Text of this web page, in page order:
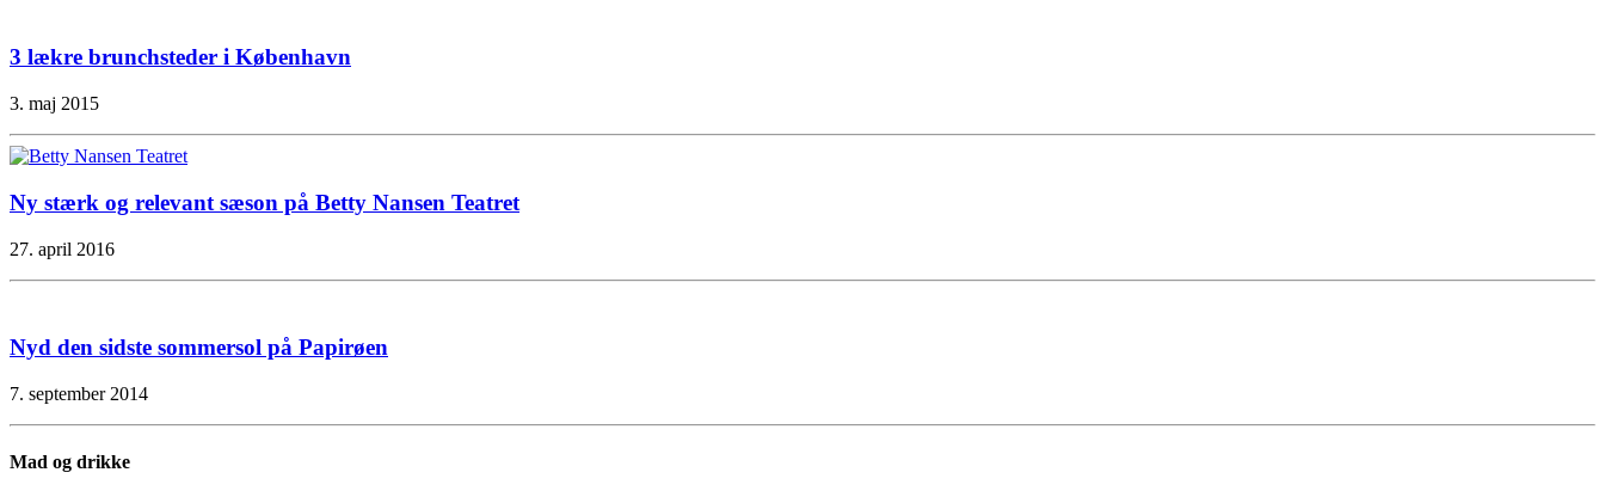
3 lækre brunchsteder i København
3. maj 2015
Ny stærk og relevant sæson på Betty Nansen Teatret
27. april 2016
Nyd den sidste sommersol på Papirøen
7. september 2014
Mad og drikke